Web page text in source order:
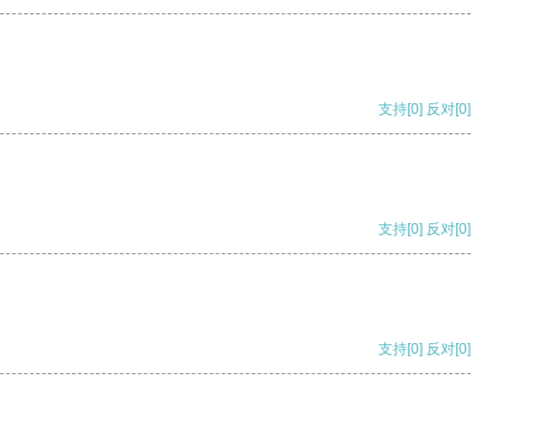
支持[0] 反对[0]
支持[0] 反对[0]
支持[0] 反对[0]